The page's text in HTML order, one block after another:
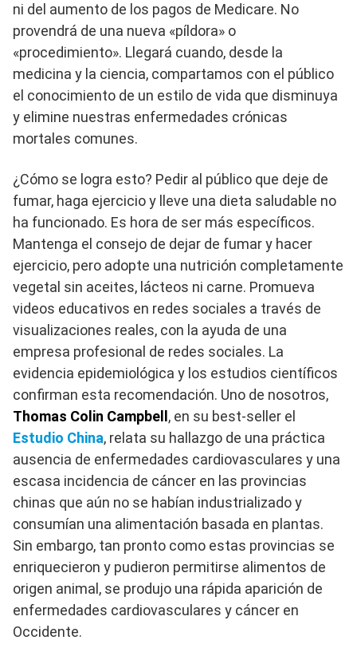
ni del aumento de los pagos de Medicare. No
provendrá de una nueva «píldora» o
«procedimiento». Llegará cuando, desde la
medicina y la ciencia, compartamos con el público
el conocimiento de un estilo de vida que disminuya
y elimine nuestras enfermedades crónicas
mortales comunes.
¿Cómo se logra esto? Pedir al público que deje de
fumar, haga ejercicio y lleve una dieta saludable no
ha funcionado. Es hora de ser más específicos.
Mantenga el consejo de dejar de fumar y hacer
ejercicio, pero adopte una nutrición completamente
vegetal sin aceites, lácteos ni carne. Promueva
videos educativos en redes sociales a través de
visualizaciones reales, con la ayuda de una
empresa profesional de redes sociales. La
evidencia epidemiológica y los estudios científicos
confirman esta recomendación. Uno de nosotros,
Thomas Colin Campbell , en su best-seller el
Estudio China, relata su hallazgo de una práctica
ausencia de enfermedades cardiovasculares y una
escasa incidencia de cáncer en las provincias
chinas que aún no se habían industrializado y
consumían una alimentación basada en plantas.
Sin embargo, tan pronto como estas provincias se
enriquecieron y pudieron permitirse alimentos de
origen animal, se produjo una rápida aparición de
enfermedades cardiovasculares y cáncer en
Occidente.